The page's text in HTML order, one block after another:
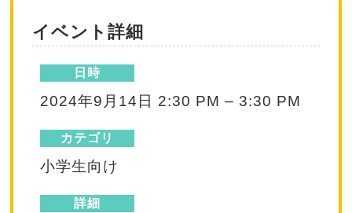
イベント詳細
日時
2024年9月14日 2:30 PM –3:30 PM
カテゴリ
小学生向け
詳細